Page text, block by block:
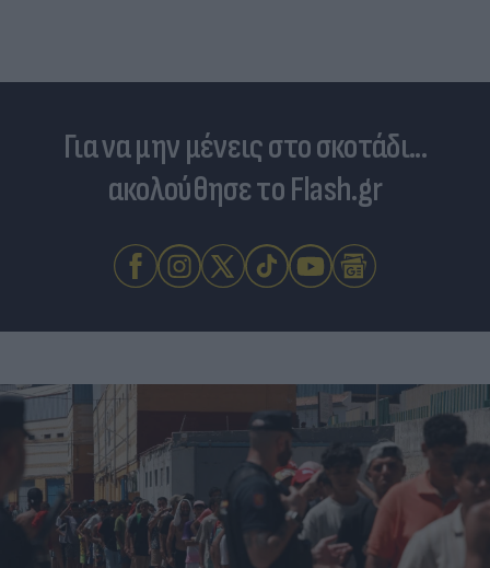
Για να μην μένεις στο σκοτάδι...
ακολούθησε το Flash.gr